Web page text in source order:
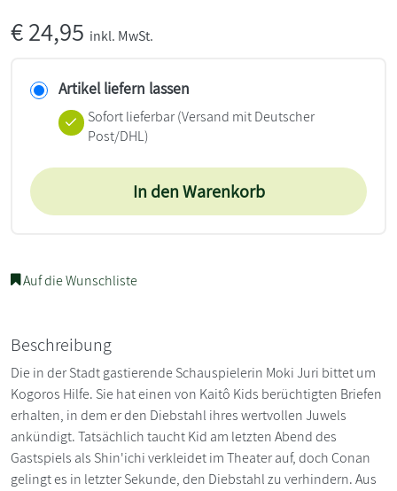
€24,95 inkl. MwSt.
Artikel liefern lassen
Sofort lieferbar(Versand mit Deutscher
Post/DHL)
In den Warenkorb
Auf die Wunschliste
Beschreibung
Die in der Stadt gastierende Schauspielerin Moki Juri bittet um
Kogoros Hilfe. Sie hat einen von Kaitô Kids berüchtigten Briefen
erhalten, in dem er den Diebstahl ihres wertvollen Juwels
ankündigt. Tatsächlich taucht Kid am letzten Abend des
Gastspiels als Shin'ichi verkleidet im Theater auf, doch Conan
gelingt es in letzter Sekunde, den Diebstahl zu verhindern. Aus